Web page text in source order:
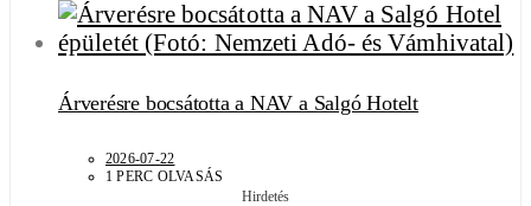
Árverésre bocsátotta a NAV a Salgó Hotelt
2026-07-22
1 PERC OLVASÁS
Hirdetés